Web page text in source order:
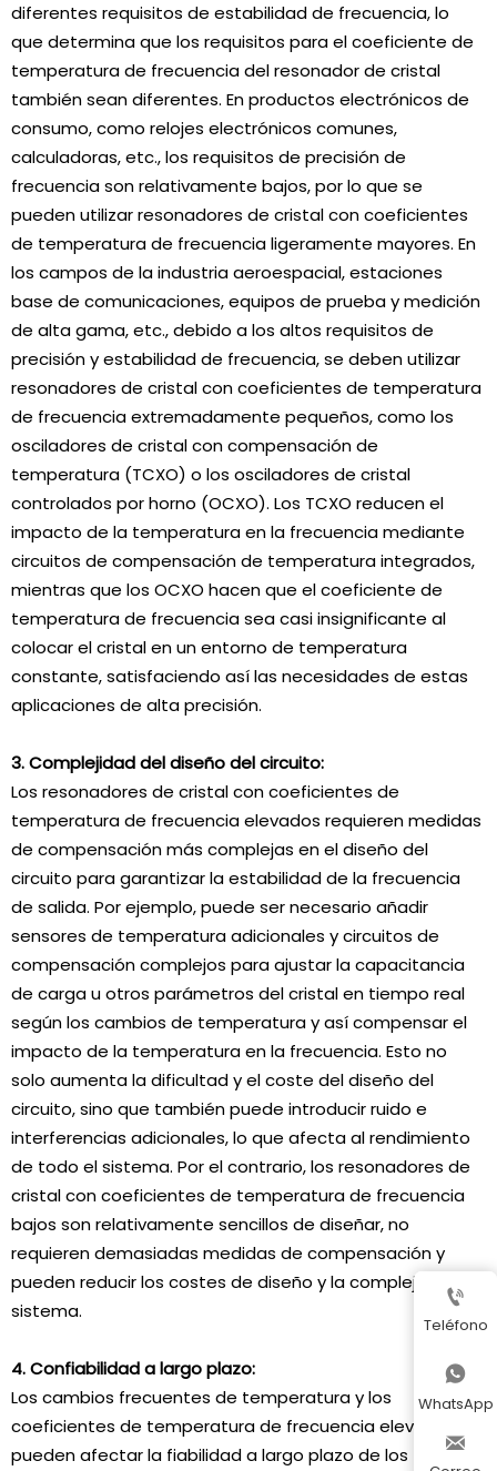
diferentes requisitos de estabilidad de frecuencia, lo
que determina que los requisitos para el coeficiente de
temperatura de frecuencia del resonador de cristal
también sean diferentes. En productos electrónicos de
consumo, como relojes electrónicos comunes,
calculadoras, etc., los requisitos de precisión de
frecuencia son relativamente bajos, por lo que se
pueden utilizar resonadores de cristal con coeficientes
de temperatura de frecuencia ligeramente mayores. En
los campos de la industria aeroespacial, estaciones
base de comunicaciones, equipos de prueba y medición
de alta gama, etc., debido a los altos requisitos de
precisión y estabilidad de frecuencia, se deben utilizar
resonadores de cristal con coeficientes de temperatura
de frecuencia extremadamente pequeños, como los
osciladores de cristal con compensación de
temperatura (TCXO) o los osciladores de cristal
controlados por horno (OCXO). Los TCXO reducen el
impacto de la temperatura en la frecuencia mediante
circuitos de compensación de temperatura integrados,
mientras que los OCXO hacen que el coeficiente de
temperatura de frecuencia sea casi insignificante al
colocar el cristal en un entorno de temperatura
constante, satisfaciendo así las necesidades de estas
aplicaciones de alta precisión.
3. Complejidad del diseño del circuito:
Los resonadores de cristal con coeficientes de
temperatura de frecuencia elevados requieren medidas
de compensación más complejas en el diseño del
circuito para garantizar la estabilidad de la frecuencia
de salida. Por ejemplo, puede ser necesario añadir
sensores de temperatura adicionales y circuitos de
compensación complejos para ajustar la capacitancia
de carga u otros parámetros del cristal en tiempo real
según los cambios de temperatura y así compensar el
impacto de la temperatura en la frecuencia. Esto no
solo aumenta la dificultad y el coste del diseño del
circuito, sino que también puede introducir ruido e
interferencias adicionales, lo que afecta al rendimiento
de todo el sistema. Por el contrario, los resonadores de
cristal con coeficientes de temperatura de frecuencia
bajos son relativamente sencillos de diseñar, no
requieren demasiadas medidas de compensación y
pueden reducir los costes de diseño y la complejidad del
sistema.
4. Confiabilidad a largo plazo:
Los cambios frecuentes de temperatura y los
coeficientes de temperatura de frecuencia elevados
pueden afectar la fiabilidad a largo plazo de los

Teléfono

WhatsApp
